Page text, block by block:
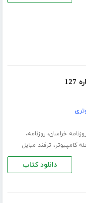
روزنامه خراسان،روزنامه،
کامپیوتر، ترفند مبایل
دانلود کتاب